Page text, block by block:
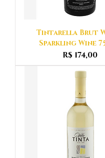
Tintarella Brut
Sparkling Wine
Preço
R$ 174,00